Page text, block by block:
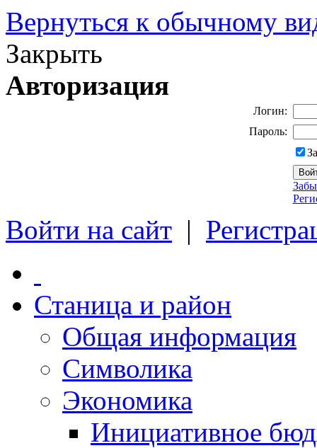
Вернуться к обычному
Закрыть
Авторизация
Логин:
Пароль:
Войти на сайт |
Станица и район
Общая информация
Символика
Экономика
Инициативное